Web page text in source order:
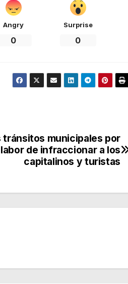
Angry
0
Surprise
0
tránsitos municipales por
de infraccionar a los
capitalinos y turistas